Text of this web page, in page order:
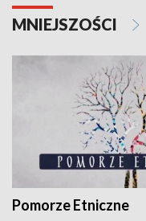
MNIEJSZOŚCI
Pomorze Etniczne